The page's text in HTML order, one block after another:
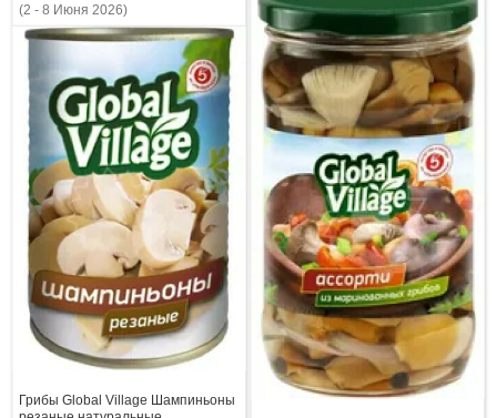
(2 - 8 Июня 2026)
Грибы Global Village Шампиньоны